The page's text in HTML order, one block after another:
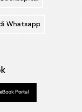
Whatsapp